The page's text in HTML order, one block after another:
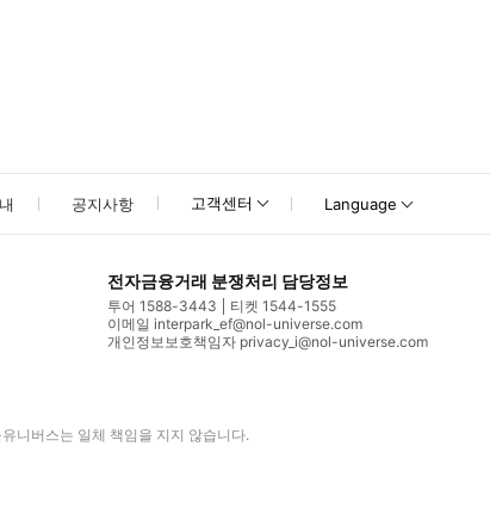
공지사항 고객센터 Language
전자금융거래 분쟁처리 담당정보
투어 1588-3443
티켓 1544-1555
이메일 interpark_ef@nol-universe.com
개인정보보호책임자 privacy_i@nol-universe.com
니버스는 일체 책임을 지지 않습니다.